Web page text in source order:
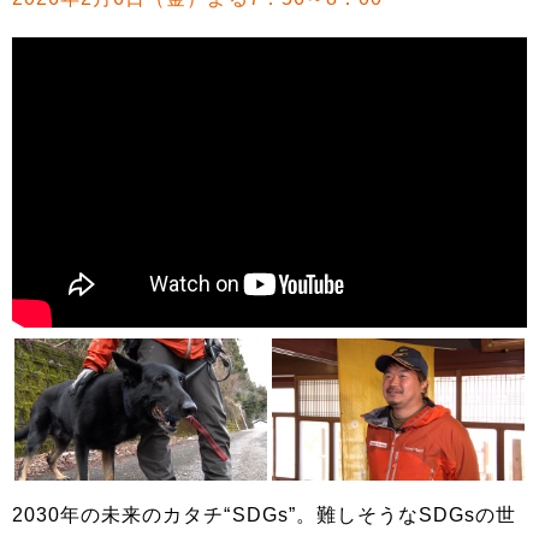
2030年の未来のカタチ“SDGs”。難しそうなSDGsの世